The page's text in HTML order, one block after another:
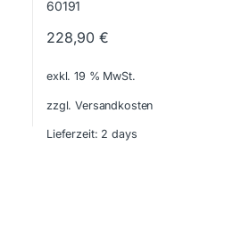
228,90€
exkl. 19 % MwSt.
zzgl. Versandkosten
Lieferzeit: 2 days